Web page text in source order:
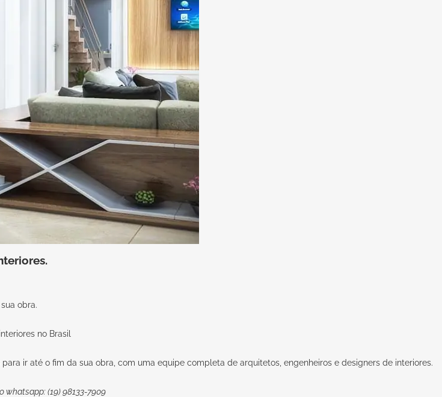
obra.
no Brasil
ir até o fim da sua obra, com uma equipe completa de arquitetos, engenheiros e designers de interiores.
whatsapp: (19) 98133-7909